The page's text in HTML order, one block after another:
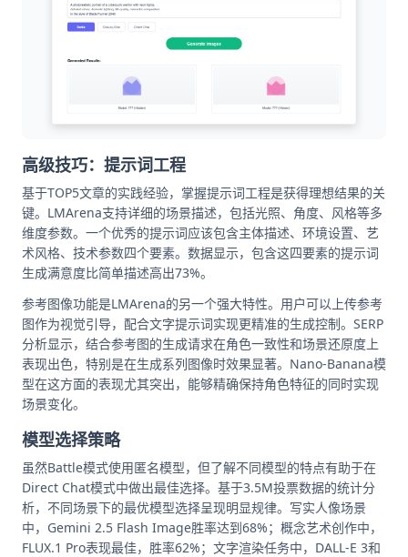
高级技巧：提示词工程
基于TOP5文章的实践经验，掌握提示词工程是获得理想结果的关
键。LMArena支持详细的场景描述，包括光照、角度、风格等多
维度参数。一个优秀的提示词应该包含主体描述、环境设置、艺
术风格、技术参数四个要素。数据显示，包含这四要素的提示词
生成满意度比简单描述高出73%。
参考图像功能是LMArena的另一个强大特性。用户可以上传参考
图作为视觉引导，配合文字提示词实现更精准的生成控制。SERP
分析显示，结合参考图的生成请求在角色一致性和场景还原度上
表现出色，特别是在生成系列图像时效果显著。Nano-Banana模
型在这方面的表现尤其突出，能够精确保持角色特征的同时实现
场景变化。
模型选择策略
虽然Battle模式使用匿名模型，但了解不同模型的特点有助于在
Direct Chat模式中做出最佳选择。基于3.5M投票数据的统计分
析，不同场景下的最优模型选择呈现明显规律。写实人像场景
中，Gemini 2.5 Flash Image胜率达到68%；概念艺术创作中，
FLUX.1 Pro表现最佳，胜率62%；文字渲染任务中，DALL-E 3和